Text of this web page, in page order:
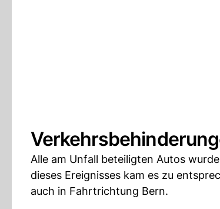
Alle am Unfall beteiligten Autos
dieses Ereignisses kam es zu
auch in Fahrtrichtung Bern.